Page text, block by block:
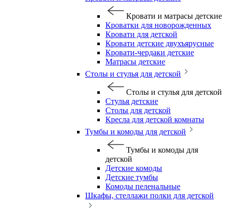
Кровати и матрасы детские
Кроватки для новорожденных
Кровати для детской
Кровати детские двухъярусные
Кровати-чердаки детские
Матрасы детские
Столы и стулья для детской
Столы и стулья для детской
Стулья детские
Столы для детской
Кресла для детской комнаты
Тумбы и комоды для детской
Тумбы и комоды для
детской
Детские комоды
Детские тумбы
Комоды пеленальные
Шкафы, стеллажи полки для детской